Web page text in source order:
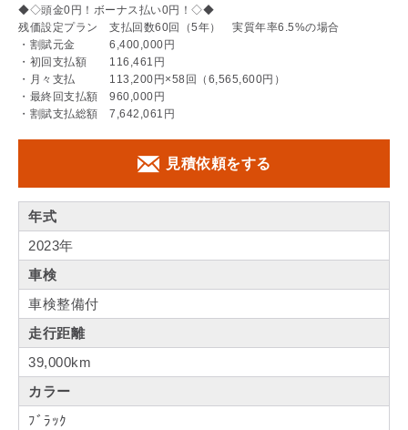
◆◇頭金0円！ボーナス払い0円！◇◆
残価設定プラン 支払回数60回（5年） 実質年率6.5%の場合
・割賦元金 6,400,000円
・初回支払額 116,461円
・月々支払 113,200円×58回（6,565,600円）
・最終回支払額 960,000円
・割賦支払総額 7,642,061円
見積依頼をする
年式
2023年
車検
車検整備付
走行距離
39,000km
カラー
ﾌﾞﾗｯｸ